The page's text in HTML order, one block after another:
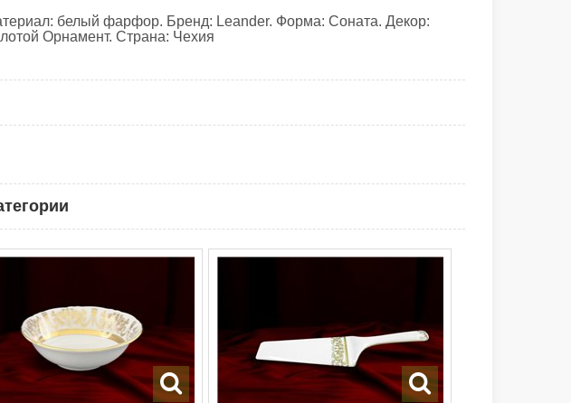
белый фарфор. Бренд: Leander. Форма: Соната. Декор:
Орнамент. Страна: Чехия